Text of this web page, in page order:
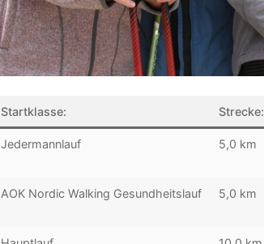
Startklasse: Strecke:
Jedermannlauf 5,0 km
AOK Nordic Walking Gesundheitslauf 5,0 km